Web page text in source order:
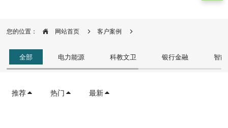
您的位置： 网站首页 客户案例
全部 电力能源 科教文卫 银行金融 智
推荐 热门 最新